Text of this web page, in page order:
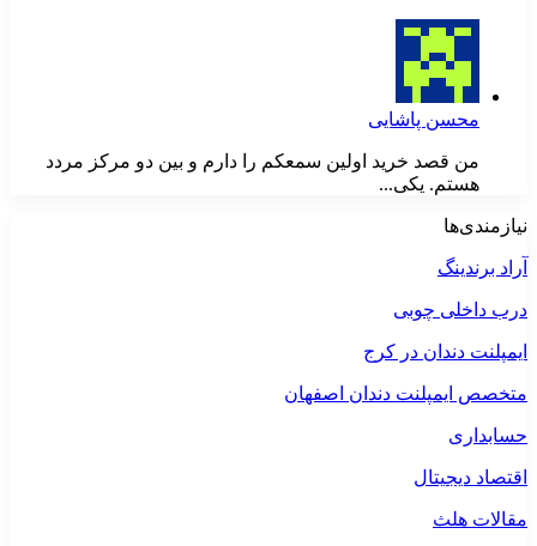
محسن پاشایی
من قصد خرید اولین سمعکم را دارم و بین دو مرکز مردد
هستم. یکی...
نیازمندی‌ها
آراد برندینگ
درب داخلی چوبی
ایمپلنت دندان در کرج
متخصص ایمپلنت دندان اصفهان
حسابداری
اقتصاد دیجیتال
مقالات هلث